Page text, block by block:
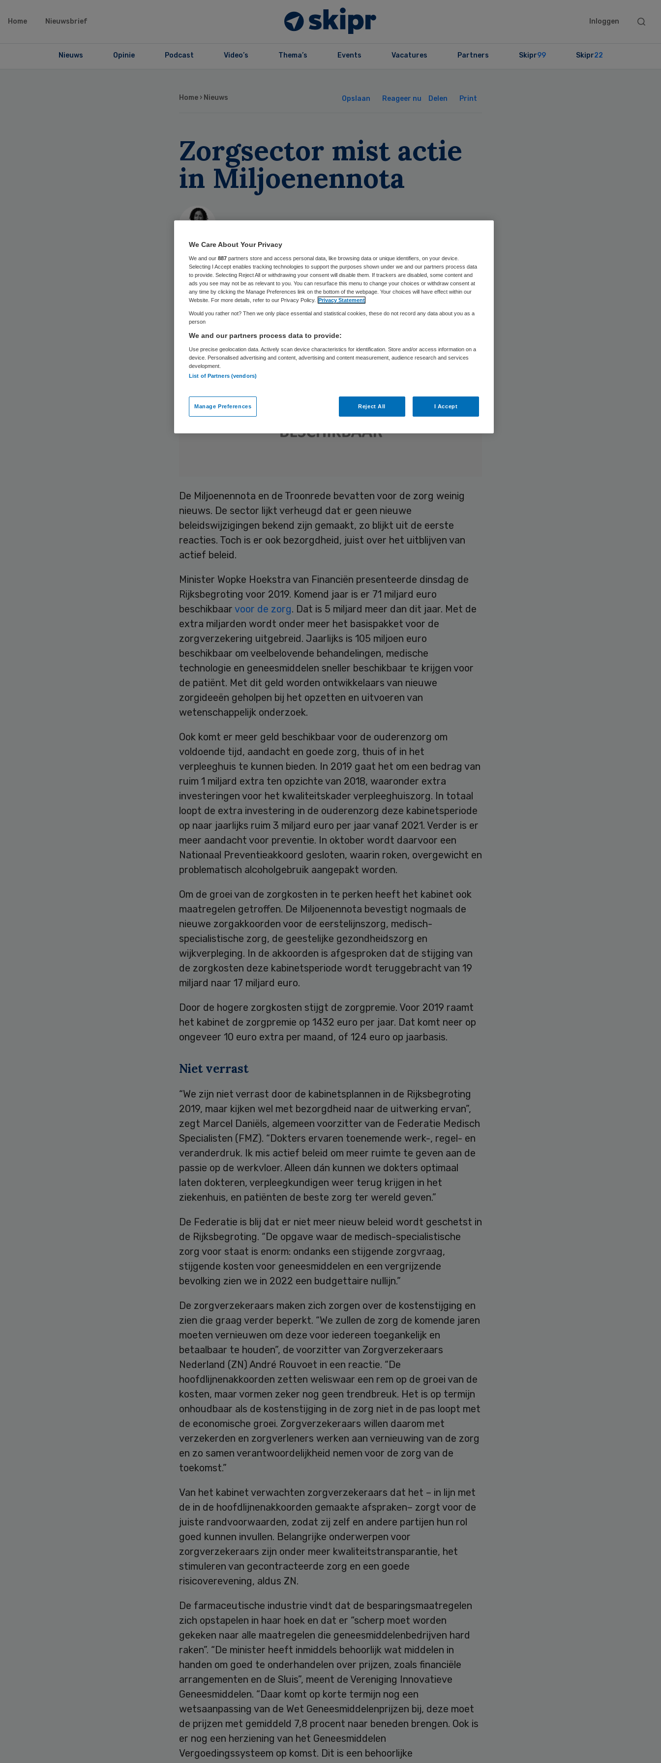
Home Nieuwsbrief Inloggen
Search
Nieuws Opinie Podcast Video’s Thema’s Events Vacatures Partners Skipr99 Skipr22
Home › Nieuws Opslaan Reageer nu Delen Print
Zorgsector mist actie
in Miljoenennota
De Miljoenennota en de Troonrede bevatten voor de zorg weinig
nieuws. De sector lijkt verheugd dat er geen nieuwe
beleidswijzigingen bekend zijn gemaakt, zo blijkt uit de eerste
reacties. Toch is er ook bezorgdheid, juist over het uitblijven van
actief beleid.
Minister Wopke Hoekstra van Financiën presenteerde dinsdag de
Rijksbegroting voor 2019. Komend jaar is er 71 miljard euro
beschikbaar voor de zorg. Dat is 5 miljard meer dan dit jaar. Met de
extra miljarden wordt onder meer het basispakket voor de
zorgverzekering uitgebreid. Jaarlijks is 105 miljoen euro
beschikbaar om veelbelovende behandelingen, medische
technologie en geneesmiddelen sneller beschikbaar te krijgen voor
de patiënt. Met dit geld worden ontwikkelaars van nieuwe
zorgideeën geholpen bij het opzetten en uitvoeren van
wetenschappelijk onderzoek.
Ook komt er meer geld beschikbaar voor de ouderenzorg om
voldoende tijd, aandacht en goede zorg, thuis of in het
verpleeghuis te kunnen bieden. In 2019 gaat het om een bedrag van
ruim 1 miljard extra ten opzichte van 2018, waaronder extra
investeringen voor het kwaliteitskader verpleeghuiszorg. In totaal
loopt de extra investering in de ouderenzorg deze kabinetsperiode
op naar jaarlijks ruim 3 miljard euro per jaar vanaf 2021. Verder is er
meer aandacht voor preventie. In oktober wordt daarvoor een
Nationaal Preventieakkoord gesloten, waarin roken, overgewicht en
problematisch alcoholgebruik aangepakt worden.
Om de groei van de zorgkosten in te perken heeft het kabinet ook
maatregelen getroffen. De Miljoenennota bevestigt nogmaals de
nieuwe zorgakkoorden voor de eerstelijnszorg, medisch-
specialistische zorg, de geestelijke gezondheidszorg en
wijkverpleging. In de akkoorden is afgesproken dat de stijging van
de zorgkosten deze kabinetsperiode wordt teruggebracht van 19
miljard naar 17 miljard euro.
Door de hogere zorgkosten stijgt de zorgpremie. Voor 2019 raamt
het kabinet de zorgpremie op 1432 euro per jaar. Dat komt neer op
ongeveer 10 euro extra per maand, of 124 euro op jaarbasis.
Niet verrast
“We zijn niet verrast door de kabinetsplannen in de Rijksbegroting
2019, maar kijken wel met bezorgdheid naar de uitwerking ervan”,
zegt Marcel Daniëls, algemeen voorzitter van de Federatie Medisch
Specialisten (FMZ). “Dokters ervaren toenemende werk-, regel- en
veranderdruk. Ik mis actief beleid om meer ruimte te geven aan de
passie op de werkvloer. Alleen dán kunnen we dokters optimaal
laten dokteren, verpleegkundigen weer terug krijgen in het
ziekenhuis, en patiënten de beste zorg ter wereld geven.”
De Federatie is blij dat er niet meer nieuw beleid wordt geschetst in
de Rijksbegroting. “De opgave waar de medisch-specialistische
zorg voor staat is enorm: ondanks een stijgende zorgvraag,
stijgende kosten voor geneesmiddelen en een vergrijzende
bevolking zien we in 2022 een budgettaire nullijn.”
De zorgverzekeraars maken zich zorgen over de kostenstijging en
zien die graag verder beperkt. “We zullen de zorg de komende jaren
moeten vernieuwen om deze voor iedereen toegankelijk en
betaalbaar te houden”, de voorzitter van Zorgverzekeraars
Nederland (ZN) André Rouvoet in een reactie. “De
hoofdlijnenakkoorden zetten weliswaar een rem op de groei van de
kosten, maar vormen zeker nog geen trendbreuk. Het is op termijn
onhoudbaar als de kostenstijging in de zorg niet in de pas loopt met
de economische groei. Zorgverzekeraars willen daarom met
verzekerden en zorgverleners werken aan vernieuwing van de zorg
en zo samen verantwoordelijkheid nemen voor de zorg van de
toekomst.”
Van het kabinet verwachten zorgverzekeraars dat het – in lijn met
de in de hoofdlijnenakkoorden gemaakte afspraken– zorgt voor de
juiste randvoorwaarden, zodat zij zelf en andere partijen hun rol
goed kunnen invullen. Belangrijke onderwerpen voor
zorgverzekeraars zijn onder meer kwaliteitstransparantie, het
stimuleren van gecontracteerde zorg en een goede
risicoverevening, aldus ZN.
De farmaceutische industrie vindt dat de besparingsmaatregelen
zich opstapelen in haar hoek en dat er “scherp moet worden
gekeken naar alle maatregelen die geneesmiddelenbedrijven hard
raken”. “De minister heeft inmiddels behoorlijk wat middelen in
handen om goed te onderhandelen over prijzen, zoals financiële
arrangementen en de Sluis”, meent de Vereniging Innovatieve
Geneesmiddelen. “Daar komt op korte termijn nog een
wetsaanpassing van de Wet Geneesmiddelenprijzen bij, deze moet
de prijzen met gemiddeld 7,8 procent naar beneden brengen. Ook is
er nog een herziening van het Geneesmiddelen
Vergoedingssysteem op komst. Dit is een behoorlijke
We Care About Your Privacy
We and our 887 partners store and access personal data, like browsing data or unique identifiers, on your device.
Selecting I Accept enables tracking technologies to support the purposes shown under we and our partners process data
to provide. Selecting Reject All or withdrawing your consent will disable them. If trackers are disabled, some content and
ads you see may not be as relevant to you. You can resurface this menu to change your choices or withdraw consent at
any time by clicking the Manage Preferences link on the bottom of the webpage. Your choices will have effect within our
Website. For more details, refer to our Privacy Policy. Privacy Statement
Would you rather not? Then we only place essential and statistical cookies, these do not record any data about you as a
person
We and our partners process data to provide:
Use precise geolocation data. Actively scan device characteristics for identification. Store and/or access information on a
device. Personalised advertising and content, advertising and content measurement, audience research and services
development.
List of Partners (vendors)
Manage Preferences Reject All I Accept